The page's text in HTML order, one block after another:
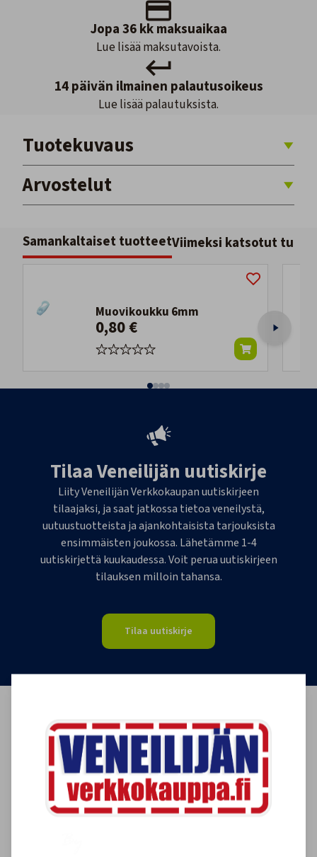
Jopa 36 kk maksuaikaa
Lue lisää maksutavoista.
14 päivän ilmainen palautusoikeus
Lue lisää palautuksista.
Tuotekuvaus
Arvostelut
Samankaltaiset tuotteetViimeksi katsotut
Muovikoukku 6mm
0,80 €
Tilaa Veneilijän uutiskirje
Liity Veneilijän Verkkokaupan uutiskirjeen
tilaajaksi, ja saat jatkossa tietoa veneilystä,
uutuustuotteista ja ajankohtaisista tarjouksista
ensimmäisten joukossa. Lähetämme 1-4
uutiskirjettä kuukaudessa. Voit perua uutiskirjeen
tilauksen milloin tahansa.
Tilaa uutiskirje